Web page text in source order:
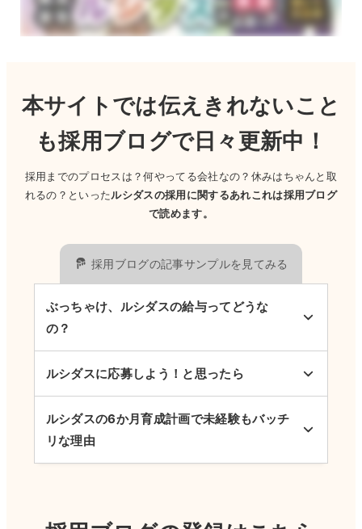
本サイトでは伝えきれないこと
も採用ブログで日々更新中！
採用までのプロセスは？何やってる会社なの？休みはちゃんと取
れるの？といったルシダスの採用に関するあれこれは採用ブログ
で読めます。
採用ブログの記事サンプルを見てみる
ぶっちゃけ、ルシダスの給与ってどうな
の？
ルシダスに応募しよう！と思ったら
ルシダスの6か月育成計画で未経験もバッチ
リな理由